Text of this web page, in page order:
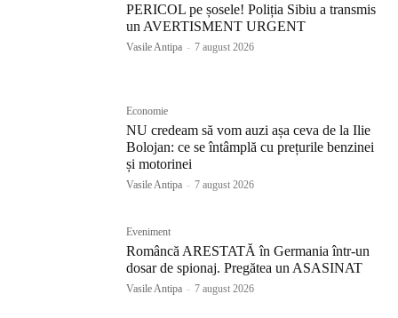
PERICOL pe șosele! Poliția Sibiu a transmis
un AVERTISMENT URGENT
Vasile Antipa - 7 august 2026
Economie
NU credeam să vom auzi așa ceva de la Ilie
Bolojan: ce se întâmplă cu prețurile benzinei
și motorinei
Vasile Antipa - 7 august 2026
Eveniment
Româncă ARESTATĂ în Germania într-un
dosar de spionaj. Pregătea un ASASINAT
Vasile Antipa - 7 august 2026